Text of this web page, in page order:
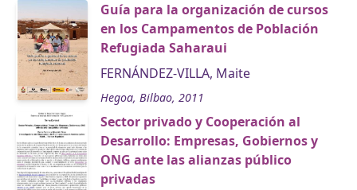
Guía para la organización de cursos
en los Campamentos de Población
Refugiada Saharaui
FERNÁNDEZ-VILLA, Maite
Hegoa, Bilbao, 2011
Sector privado y Cooperación al
Desarrollo: Empresas, Gobiernos y
ONG ante las alianzas público
privadas